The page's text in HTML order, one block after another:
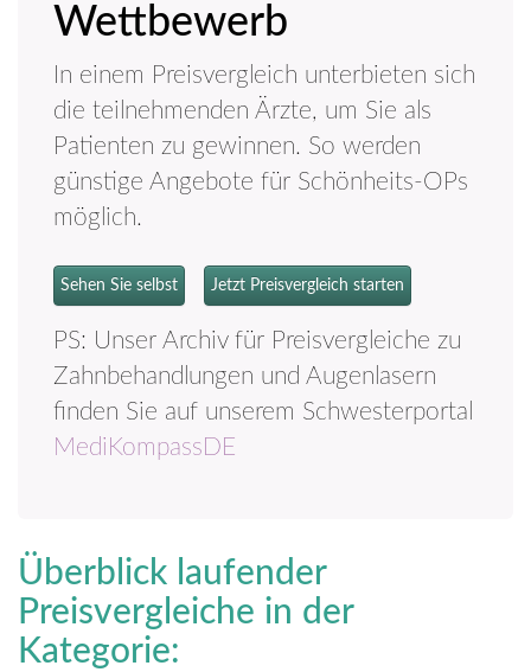
Wettbewerb
In einem Preisvergleich unterbieten sich
die teilnehmenden Ärzte, um Sie als
Patienten zu gewinnen. So werden
günstige Angebote für Schönheits-OPs
möglich.
Sehen Sie selbst Jetzt Preisvergleich starten
PS: Unser Archiv für Preisvergleiche zu
Zahnbehandlungen und Augenlasern
finden Sie auf unserem Schwesterportal
MediKompassDE
Überblick laufender
Preisvergleiche in der
Kategorie: